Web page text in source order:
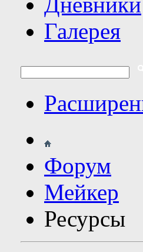
Галерея
Форум
Мейкер
Ресурсы